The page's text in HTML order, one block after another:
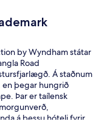
by Wyndham státar
Road
Á staðnum
þegar hungrið
Þar er taílensk
á þessu hóteli fyrir